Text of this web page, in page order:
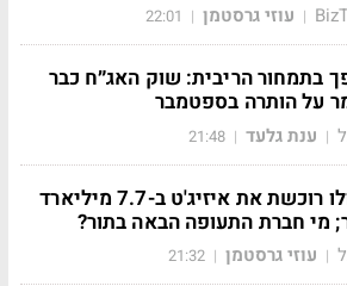
| עוזי גרסטמן |
22:01
בתמחור הריבית: שוק האג״ח כבר
על הותרה בספטמבר
| ענת גלעד |
21:48
אפולו רוכשת את איזיג'ט ב-7.7 מיליארד
מי חברת התעופה הבאה בתור?
| עוזי גרסטמן |
21:32